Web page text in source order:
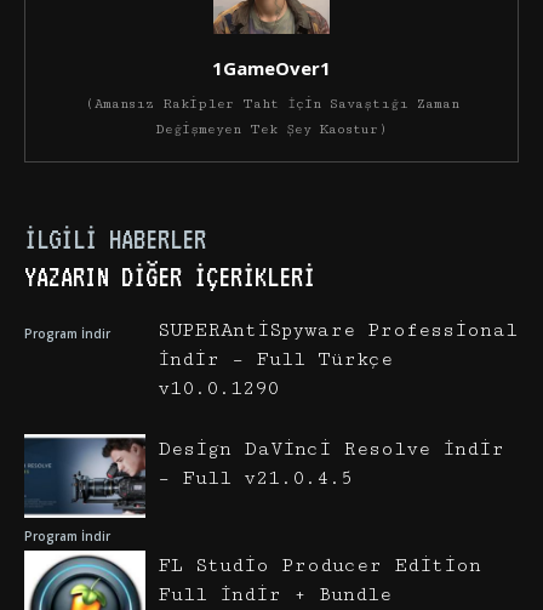
1GameOver1
(Amansız Rakipler Taht İçin Savaştığı Zaman
Değişmeyen Tek Şey Kaostur)
İLGILI HABERLER
YAZARIN DIĞER İÇERIKLERI
Program İndir
SUPERAntiSpyware Professional
İndir – Full Türkçe
v10.0.1290
Program İndir
Design DaVinci Resolve İndir
– Full v21.0.4.5
FL Studio Producer Edition
Full İndir + Bundle